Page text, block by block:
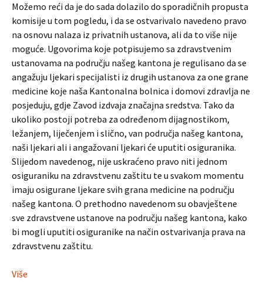
Možemo reći da je do sada dolazilo do sporadičnih propusta
komisije u tom pogledu, i da se ostvarivalo navedeno pravo
na osnovu nalaza iz privatnih ustanova, ali da to više nije
moguće. Ugovorima koje potpisujemo sa zdravstvenim
ustanovama na području našeg kantona je regulisano da se
angažuju ljekari specijalisti iz drugih ustanova za one grane
medicine koje naša Kantonalna bolnica i domovi zdravlja ne
posjeduju, gdje Zavod izdvaja značajna sredstva. Tako da
ukoliko postoji potreba za određenom dijagnostikom,
ležanjem, liječenjem i slično, van područja našeg kantona,
naši ljekari ali i angažovani ljekari će uputiti osiguranika.
Slijedom navedenog, nije uskraćeno pravo niti jednom
osiguraniku na zdravstvenu zaštitu te u svakom momentu
imaju osigurane ljekare svih grana medicine na području
našeg kantona. O prethodno navedenom su obavještene
sve zdravstvene ustanove na području našeg kantona, kako
bi mogli uputiti osiguranike na način ostvarivanja prava na
zdravstvenu zaštitu.
Više